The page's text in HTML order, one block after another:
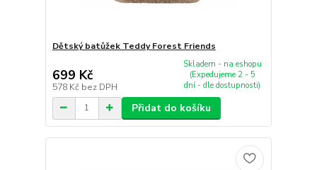
Dětský batůžek Teddy Forest Friends
699 Kč
578 Kč bez DPH
Skladem - na eshopu
(Expedujeme 2 - 5
dní - dle dostupnosti)
Přidat do košíku